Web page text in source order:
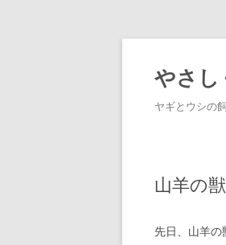
やさし
ヤギとウシの
山羊の
先日、山羊の